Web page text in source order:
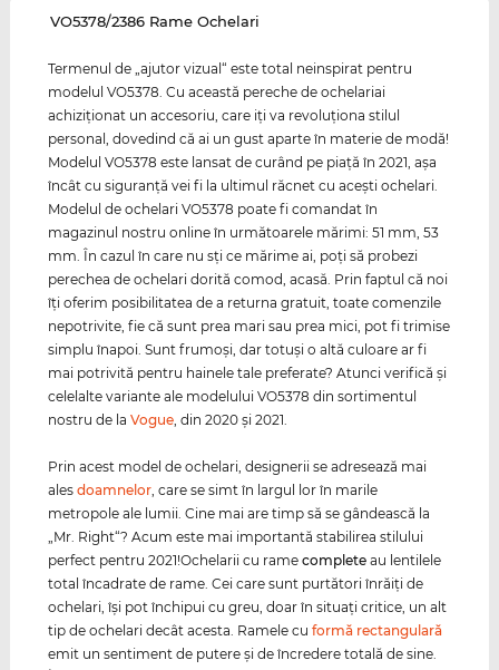
‌VO5378/2386 Rame Ochelari
Termenul de „ajutor vizual“ este total neinspirat pentru
modelul VO5378. Cu această pereche de ochelariai
achiziţionat un accesoriu, care iţi va revoluţiona stilul
personal, dovedind că ai un gust aparte în materie de modă!
Modelul VO5378 este lansat de curând pe piaţă în 2021, aşa
încât cu siguranţă vei fi la ultimul răcnet cu aceşti ochelari.
Modelul de ochelari VO5378 poate fi comandat în
magazinul nostru online în următoarele mărimi: 51 mm, 53
mm. În cazul în care nu sţi ce mărime ai, poţi să probezi
perechea de ochelari dorită comod, acasă. Prin faptul că noi
îţi oferim posibilitatea de a returna gratuit, toate comenzile
nepotrivite, fie că sunt prea mari sau prea mici, pot fi trimise
simplu înapoi. Sunt frumoşi, dar totuşi o altă culoare ar fi
mai potrivită pentru hainele tale preferate? Atunci verifică şi
celelalte variante ale modelului VO5378 din sortimentul
nostru de laVogue, din 2020 şi 2021.
Prin acest model de ochelari, designerii se adresează mai
alesdoamnelor, care se simt în largul lor în marile
metropole ale lumii. Cine mai are timp să se gândească la
„Mr. Right“? Acum este mai importantă stabilirea stilului
perfect pentru 2021!Ochelarii cu ramecomplete au lentilele
total încadrate de rame. Cei care sunt purtători înrăiţi de
ochelari, îşi pot închipui cu greu, doar în situaţi critice, un alt
tip de ochelari decât acesta. Ramele cuformă rectangulară
emit un sentiment de putere şi de încredere totală de sine.